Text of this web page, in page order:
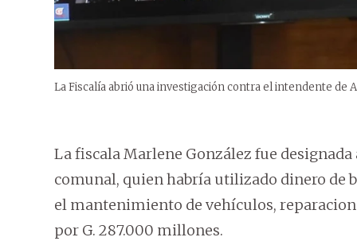
La Fiscalía abrió una investigación contra el intendente de
La fiscala Marlene González fue
comunal, quien habría utilizado dinero de
el mantenimiento de vehículos,
por G. 287.000 millones.